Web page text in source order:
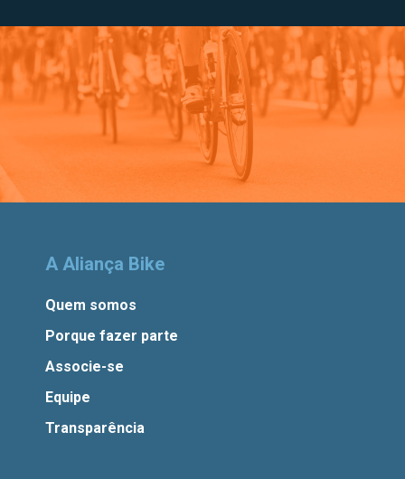
A Aliança Bike
Quem somos
Porque fazer parte
Associe-se
Equipe
Transparência